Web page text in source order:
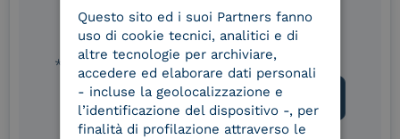
Seal Creation
Service Provider e
Aggregatore SPID
Service Provider e
Aggregatore CIE
* campo obbligatorio
ITALIAN
Questo sito ed i suoi Partners fanno
uso di cookie tecnici, analitici e di
altre tecnologie per archiviare,
accedere ed elaborare dati personali
- incluse la geolocalizzazione e
l’identificazione del dispositivo -, per
finalità di profilazione attraverso le